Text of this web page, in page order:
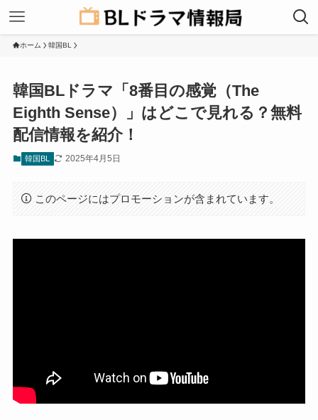
ホーム 韓国BL
韓国BLドラマ「8番目の感覚（The
Eighth Sense）」はどこで見れる？無料
配信情報を紹介！
韓国BL 2025年4月5日
このページにはプロモーションが含まれています。